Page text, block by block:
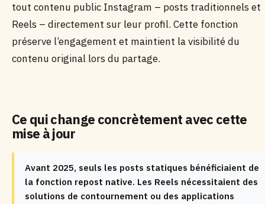
tout contenu public Instagram – posts traditionnels et
Reels – directement sur leur profil. Cette fonction
préserve l’engagement et maintient la visibilité du
contenu original lors du partage.
Ce qui change concrètement avec cette
mise à jour
Avant 2025, seuls les posts statiques bénéficiaient de
la fonction repost native. Les Reels nécessitaient des
solutions de contournement ou des applications